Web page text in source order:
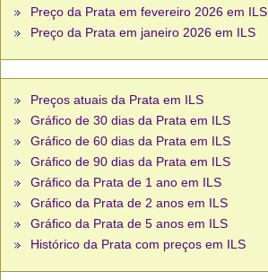
Preço da Prata em fevereiro 2026 em ILS
Preço da Prata em janeiro 2026 em ILS
Preços atuais da Prata em ILS
Gráfico de 30 dias da Prata em ILS
Gráfico de 60 dias da Prata em ILS
Gráfico de 90 dias da Prata em ILS
Gráfico da Prata de 1 ano em ILS
Gráfico da Prata de 2 anos em ILS
Gráfico da Prata de 5 anos em ILS
Histórico da Prata com preços em ILS